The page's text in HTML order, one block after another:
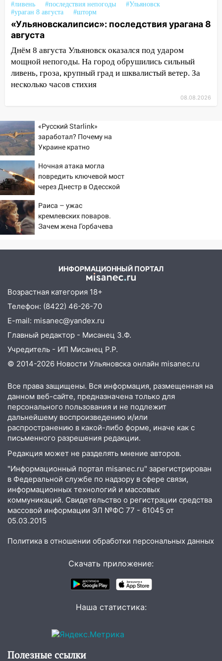
13:46 Сильный ветер сорвал крышу с
СТО на проспекте Созидателей
13:35 Непогода продолжает бить по
транспорту: в Ульяновске трамвай
сошёл с рельсов
13:22 Упавшие деревья перекрыли
дороги в Ульяновске: фото
закончится сегодня: сильные ливни
сохранятся 9 августа
13:15
Трижды «брал в долг» без спроса:
житель Вешкаймского района похитил у
знакомого 191 тысячу рублей
13:14
Ураган оторвал светофор на
проспекте Филатова в Ульяновске
13:12
Дерево пробило крышу дома на
Новгородской в Ульяновске и рухнуло
упало во дворе
13:08 Ураган ударил по Ульяновску:
сорванные крыши, поваленные деревья,
затопленные улицы и остановившиеся
трамваи
12:17 Ульяновск накрыл крупный град:
после ливня город снова уходит под
воду
ДТП с шестилетним ребёнком на улице
Федерации
12:01 Пьяная женщина сбила
шестилетнего ребёнка на улице
Федерации: возбуждено уголовное дело
11:16
В Ульяновске ищут 37-летнего
мужчину, пропавшего ещё 19 июля
10:30 От мотофристайла до прогулки с
хаски: куда сходить в Ульяновской
области 8–9 августа
«Нефтяной топливной компании» будут
Дети на дорогах: пострадали
велосипедисты, мотоциклисты и
пешеходы. Обзор крупных аварий в
Ульяновской области
Поджог со свечой, 16 сгоревших
домов и выстрел за водку
#ливень
#последствия непогоды
#Ульяновск
#ураган 8 августа
#шторм
«Ульяновскалипсис»: последствия урагана 8
августа
Днём 8 августа Ульяновск оказался под ударом
мощной непогоды. На город обрушились сильный
ливень, гроза, крупный град и шквалистый ветер. За
несколько часов стихия
08.08.2026
«Русский Starlink»
заработал? Почему на
Украине кратно
попаданий по объектам
ВСУ
Ночная атака могла
повредить ключевой мост
через Днестр в Одесской
Раиса – ужас
кремлевских поваров.
Зачем жена Горбачева
ИНФОРМАЦИОННЫЙ ПОРТАЛ
Возрастная категория 18+
Телефон: (8422) 46-26-70
E-mail: misanec@yandex.ru
Главный редактор - Мисанец З.Ф.
Учредитель - ИП Мисанец Р.Р.
© 2014-2026 Новости Ульяновска онлайн misanec.ru
Все права защищены. Вся информация, размещенная на
данном веб-сайте, предназначена только для
персонального пользования и не подлежит
дальнейшему воспроизведению и/или
распространению в какой-либо форме, иначе как с
письменного разрешения редакции.
Редакция может не разделять мнение авторов.
"Информационный портал misanec.ru" зарегистрирован
в Федеральной службе по надзору в сфере связи,
информационных технологий и массовых
коммуникаций. Свидетельство о регистрации средства
массовой информации ЭЛ №ФС 77 - 61045 от
05.03.2015
Политика в отношении обработки персональных данных
Скачать приложение:
Наша статистика:
Полезные ссылки